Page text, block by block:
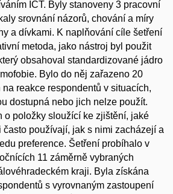
ICT. Byly stanoveny 3 pracovní
srovnání názorů, chování a míry
a dívkami. K naplňování cíle šetření
metoda, jako nástroj byl použit
obsahoval standardizované jádro
Bylo do něj zařazeno 20
reakce respondentů v situacích,
dostupná nebo jich nelze použít.
o položky sloužící ke zjištění, jaké
používají, jak s nimi zacházejí a
preference. Šetření probíhalo v
11 záměrně vybraných
kraji. Byla získána
s vyrovnaným zastoupení